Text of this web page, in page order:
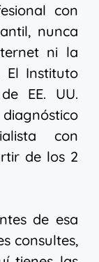
con
nunca
ni la
El Instituto
EE. UU.
con
de los 2
de esa
consultes,